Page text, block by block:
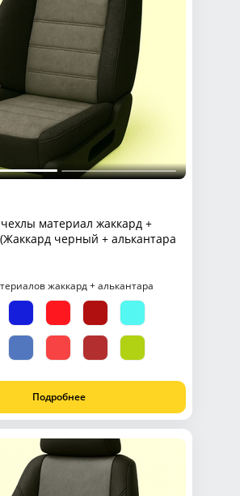
материал жаккард +
черный + алькантара
жаккард + алькантара
Подробнее